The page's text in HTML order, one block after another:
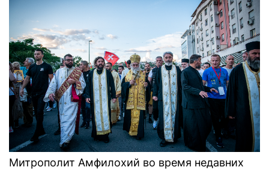
Митрополит Амфилохий во время недавних